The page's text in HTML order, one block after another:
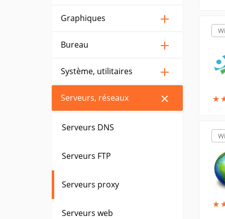
Graphiques
Bureau
Système, utilitaires
Serveurs, réseaux
Serveurs DNS
Serveurs FTP
Serveurs proxy
Serveurs web
★
★
★
★